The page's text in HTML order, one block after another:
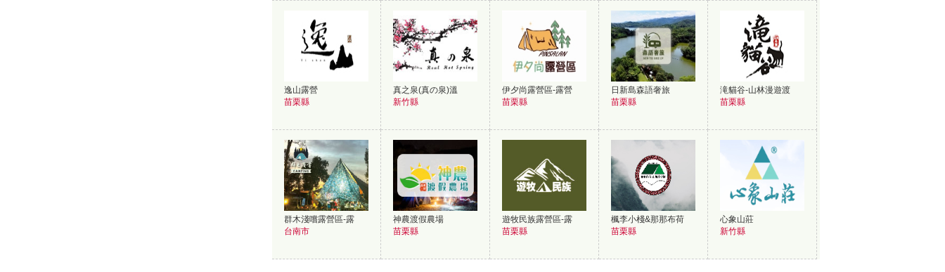
逸山露營
苗栗縣
真之泉(真の泉)溫
新竹縣
伊夕尚露營區-露營
苗栗縣
日新島森語奢旅
苗栗縣
滝貓谷-山林漫遊渡
苗栗縣
群木淺嚐露營區-露
台南市
神農渡假農場
苗栗縣
遊牧民族露營區-露
苗栗縣
楓李小棧&那那布荷
苗栗縣
心象山莊
新竹縣